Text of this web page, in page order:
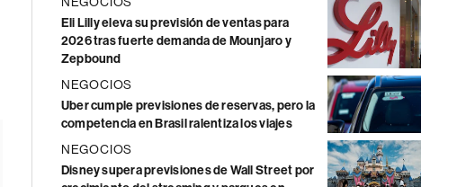
Eli Lilly eleva su previsión de ventas para
2026 tras fuerte demanda de Mounjaro y
Zepbound
NEGOCIOS
Uber cumple previsiones de reservas, pero la
competencia en Brasil ralentiza los viajes
NEGOCIOS
Disney supera previsiones de Wall Street por